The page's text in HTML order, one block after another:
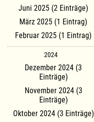
Juni 2025 (2 Einträge)
März 2025 (1 Eintrag)
Februar 2025 (1 Eintrag)
2024
Dezember 2024 (3
Einträge)
November 2024 (3
Einträge)
Oktober 2024 (3 Einträge)